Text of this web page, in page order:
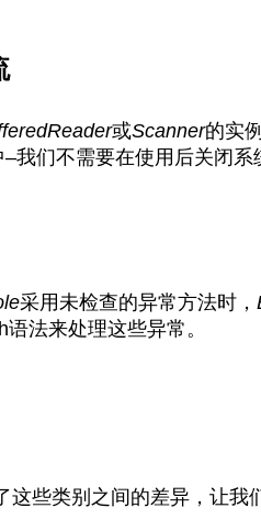
或Scanner的实
–我们不需要在使用后关闭系
采用未检查的异常方法时，
法来处理这些异常。
这些类别之间的差异，让我